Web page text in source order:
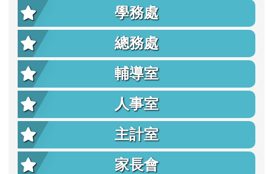
學務處
總務處
輔導室
人事室
主計室
家長會